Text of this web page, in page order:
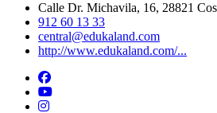
Calle Dr. Michavila, 16, 28821
912 60 13 33
central@edukaland.com
http://www.edukaland.com/...